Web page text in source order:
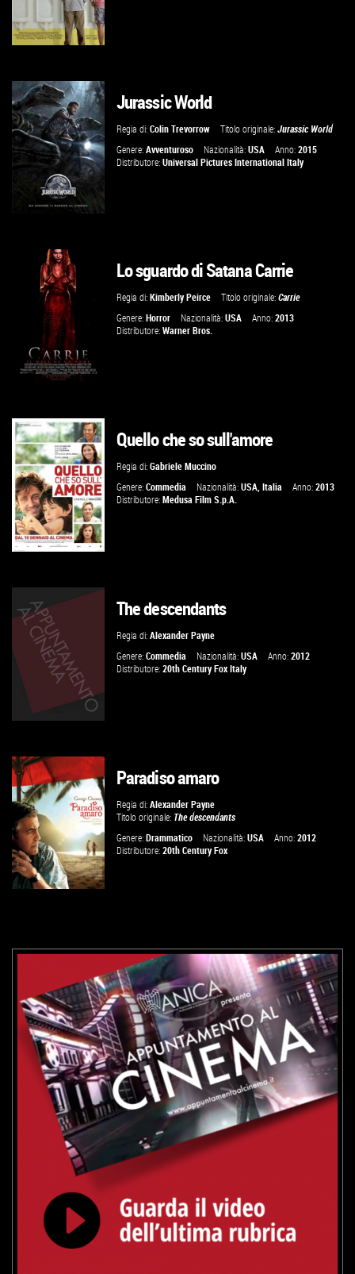
GUARDA IL TRAILER
VAI ALLA SCHEDA
GUARDA IL TRAILER
VAI ALLA SCHEDA
Jurassic World
Regia di:Colin Trevorrow Titolo originale:Jurassic World
Genere:Avventuroso Nazionalità:USA Anno:2015
Distributore:Universal Pictures International Italy
VAI ALLA SCHEDA
Lo sguardo di Satana Carrie
Regia di:Kimberly Peirce Titolo originale:Carrie
Genere:Horror Nazionalità:USA Anno:2013
Distributore:Warner Bros.
VAI ALLA SCHEDA
Quello che so sull'amore
Regia di:Gabriele Muccino
Genere:Commedia Nazionalità:USA,Italia Anno:2013
Distributore:Medusa Film S.p.A.
VAI ALLA SCHEDA
The descendants
Regia di:Alexander Payne
Genere:Commedia Nazionalità:USA Anno:2012
Distributore:20th Century Fox Italy
Paradiso amaro
Regia di:Alexander Payne
Titolo originale: The descendants
Genere:Drammatico Nazionalità:USA Anno:2012
Distributore:20th Century Fox